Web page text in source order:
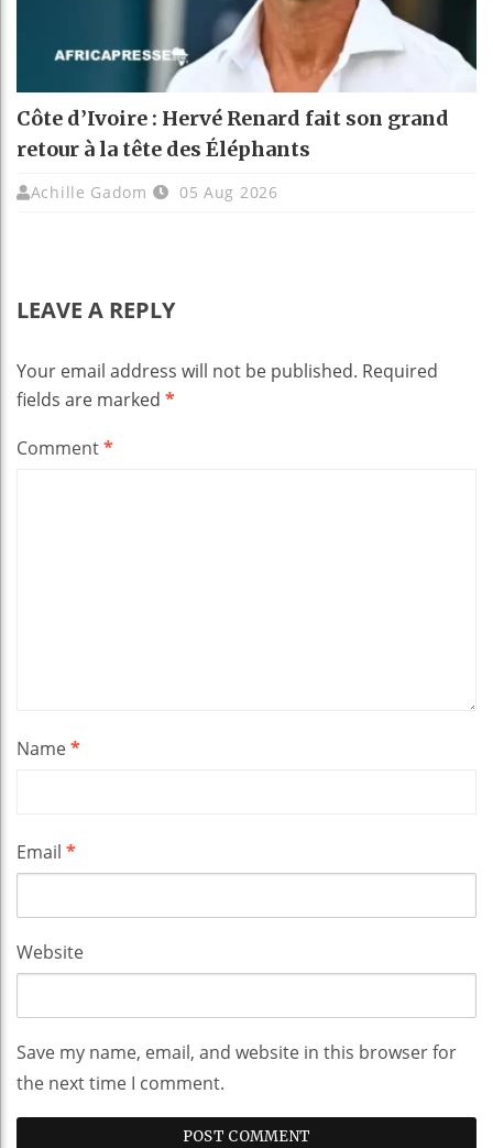
Côte d’Ivoire : Hervé Renard fait son grand
retour à la tête des Éléphants
Achille Gadom 05 Aug 2026
LEAVE A REPLY
Your email address will not be published. Required
fields are marked *
Comment*
Name*
Email *
Website
Save my name, email, and website in this browser for
the next time I comment.